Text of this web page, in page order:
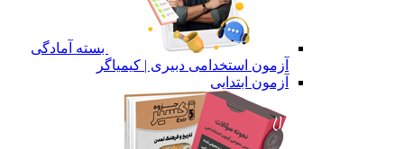
بسته آمادگی
آزمون استخدامی دبیری | کیمیاگر
آزمون ابتدایی